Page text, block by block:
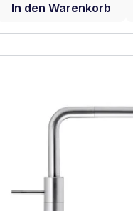
In den Warenkorb